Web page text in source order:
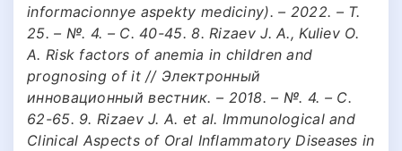
informacionnye aspekty mediciny). – 2022. – Т.
25. – №. 4. – С. 40-45. 8. Rizaev J. A., Kuliev O.
A. Risk factors of anemia in children and
prognosing of it // Электронный
инновационный вестник. – 2018. – №. 4. – С.
62-65. 9. Rizaev J. A. et al. Immunological and
Clinical Aspects of Oral Inflammatory Diseases in